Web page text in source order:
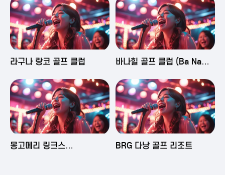
2025-06-03 15:05
라구나 랑코 골프 클럽 2025-06-03 14:58
바나힐 골프 클럽 (Ba Na
2025-06-03 14:50
몽고메리 링크스
2025-06-02 23:29
BRG 다낭 골프 리조트